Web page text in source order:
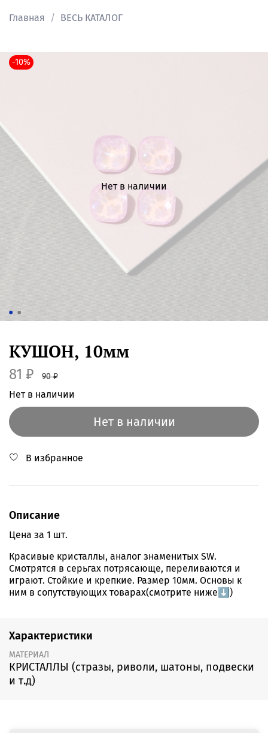
Главная ВЕСЬ КАТАЛОГ
Нет в наличии
-10%
КУШОН, 10мм
81 ₽ 90 ₽
Нет в наличии
Нет в наличии
В избранное
Описание
Цена за 1 шт.
Красивые кристаллы, аналог знаменитых SW.
Смотрятся в серьгах потрясающе, переливаются и
играют. Стойкие и крепкие. Размер 10мм. Основы к
ним в сопутствующих товарах(смотрите ниже⬇️)
Характеристики
МАТЕРИАЛ
КРИСТАЛЛЫ (стразы, риволи, шатоны, подвески
и т.д)